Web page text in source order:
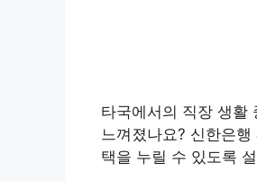
타국에서의 직장 생활
느껴졌나요? 신한은행
택을 누릴 수 있도록